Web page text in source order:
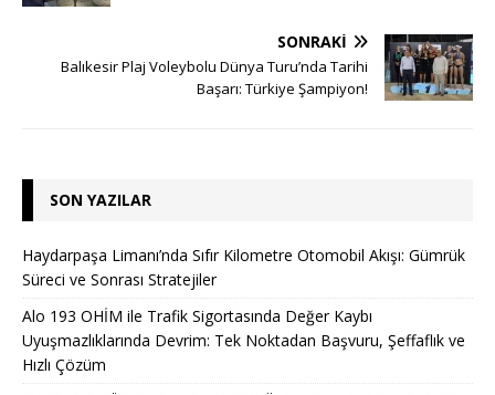
SONRAKI
Balıkesir Plaj Voleybolu Dünya Turu’nda Tarihi
Başarı: Türkiye Şampiyon!
SON YAZILAR
Haydarpaşa Limanı’nda Sıfır Kilometre Otomobil Akışı: Gümrük
Süreci ve Sonrası Stratejiler
Alo 193 OHİM ile Trafik Sigortasında Değer Kaybı
Uyuşmazlıklarında Devrim: Tek Noktadan Başvuru, Şeffaflık ve
Hızlı Çözüm